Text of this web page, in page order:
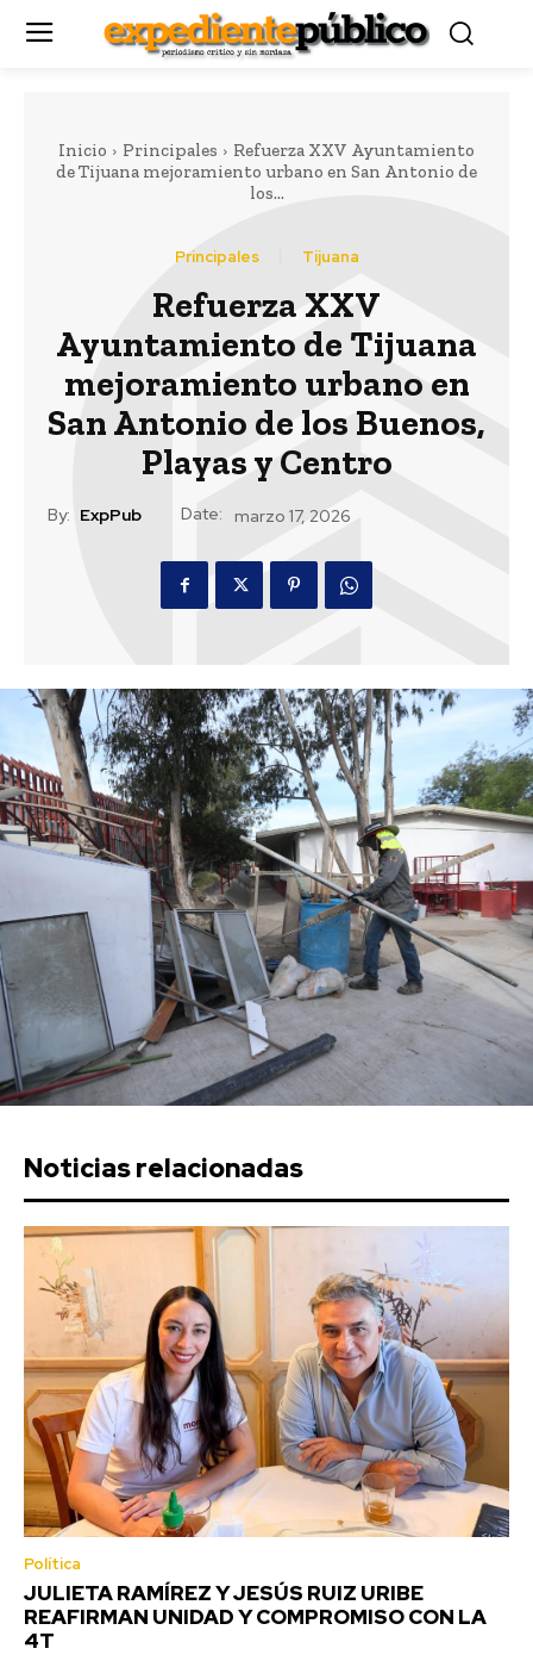
Inicio Principales
Refuerza XXV Ayuntamiento
de Tijuana mejoramiento urbano en San Antonio de
los...
Principales Tijuana
Refuerza XXV
Ayuntamiento de Tijuana
mejoramiento urbano en
San Antonio de los Buenos,
Playas y Centro
By: ExpPub Date: marzo 17, 2026
Noticias relacionadas
Política
JULIETA RAMÍREZ Y JESÚS RUIZ URIBE
REAFIRMAN UNIDAD Y COMPROMISO CON LA
4T